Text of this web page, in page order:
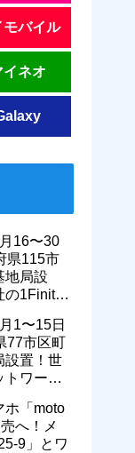
モバイル
イネオ
16〜30
県115市
地局設
の1Finity
1〜15日
77市区町
設置！世
トワーク
ホ「moto
へ！メ
9」とワ